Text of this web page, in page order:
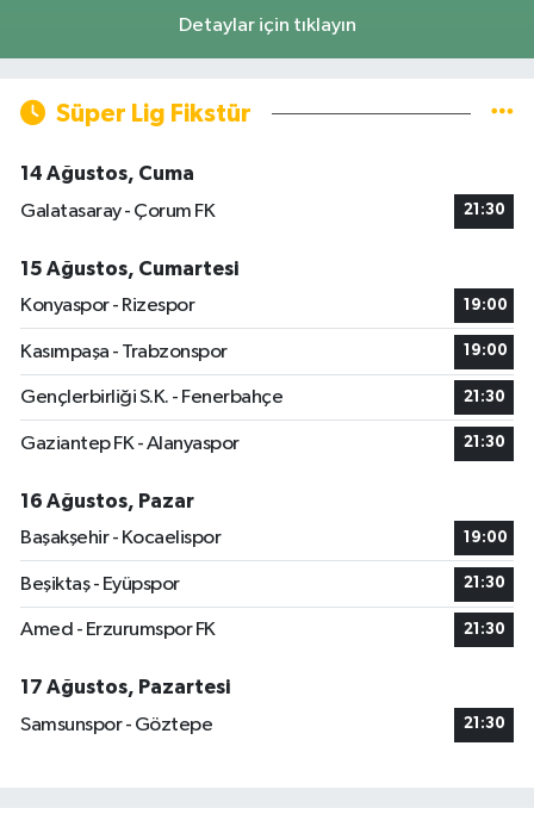
Detaylar için tıklayın
Süper Lig Fikstür
14 Ağustos, Cuma
Galatasaray - Çorum FK
21:30
15 Ağustos, Cumartesi
Konyaspor - Rizespor
19:00
Kasımpaşa - Trabzonspor 19:00
Gençlerbirliği S.K. - Fenerbahçe 21:30
Gaziantep FK - Alanyaspor 21:30
16 Ağustos, Pazar
Başakşehir - Kocaelispor
19:00
Beşiktaş - Eyüpspor 21:30
Amed - Erzurumspor FK 21:30
17 Ağustos, Pazartesi
Samsunspor - Göztepe
21:30